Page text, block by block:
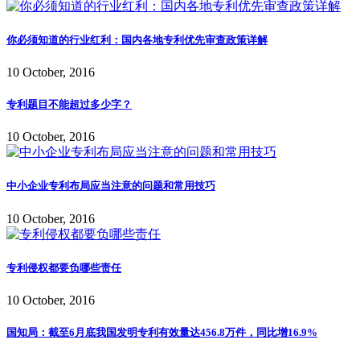
你必须知道的行业红利：国内各地专利优先审查政策详解
10 October, 2016
专利题目不能超过多少字？
10 October, 2016
中小企业专利布局应当注意的问题和常用技巧
10 October, 2016
专利侵权都要负哪些责任
10 October, 2016
国知局：截至6月底我国发明专利有效量达456.8万件，同比增16.9%